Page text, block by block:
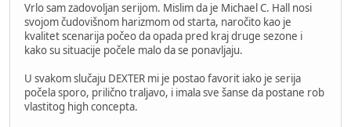
Vrlo sam zadovoljan serijom. Mislim da je Michael C. Hall nosi
svojom čudovišnom harizmom od starta, naročito kao je
kvalitet scenarija počeo da opada pred kraj druge sezone i
kako su situacije počele malo da se ponavljaju.
U svakom slučaju DEXTER mi je postao favorit iako je serija
počela sporo, prilično traljavo, i imala sve šanse da postane rob
vlastitog high concepta.